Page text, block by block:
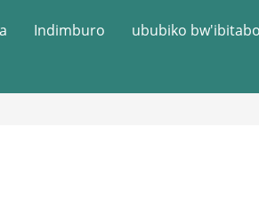
Indimburo ububiko bw'ibitabo